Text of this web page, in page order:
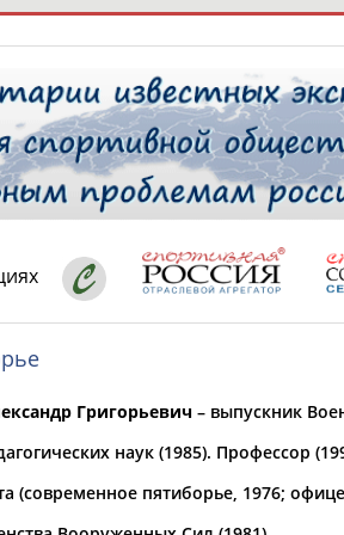
РЕСУРСНАЯ
регион*
* для
проживания
Григорьевич – выпускник
наук (1985). Профессор
(современное пятиборье, 1976;